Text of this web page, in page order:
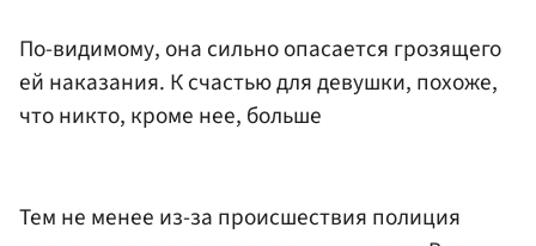
По-видимому, она сильно опасается грозящего
ей наказания. К счастью для девушки, похоже,
что никто, кроме нее, больше
Тем не менее из-за происшествия полиция